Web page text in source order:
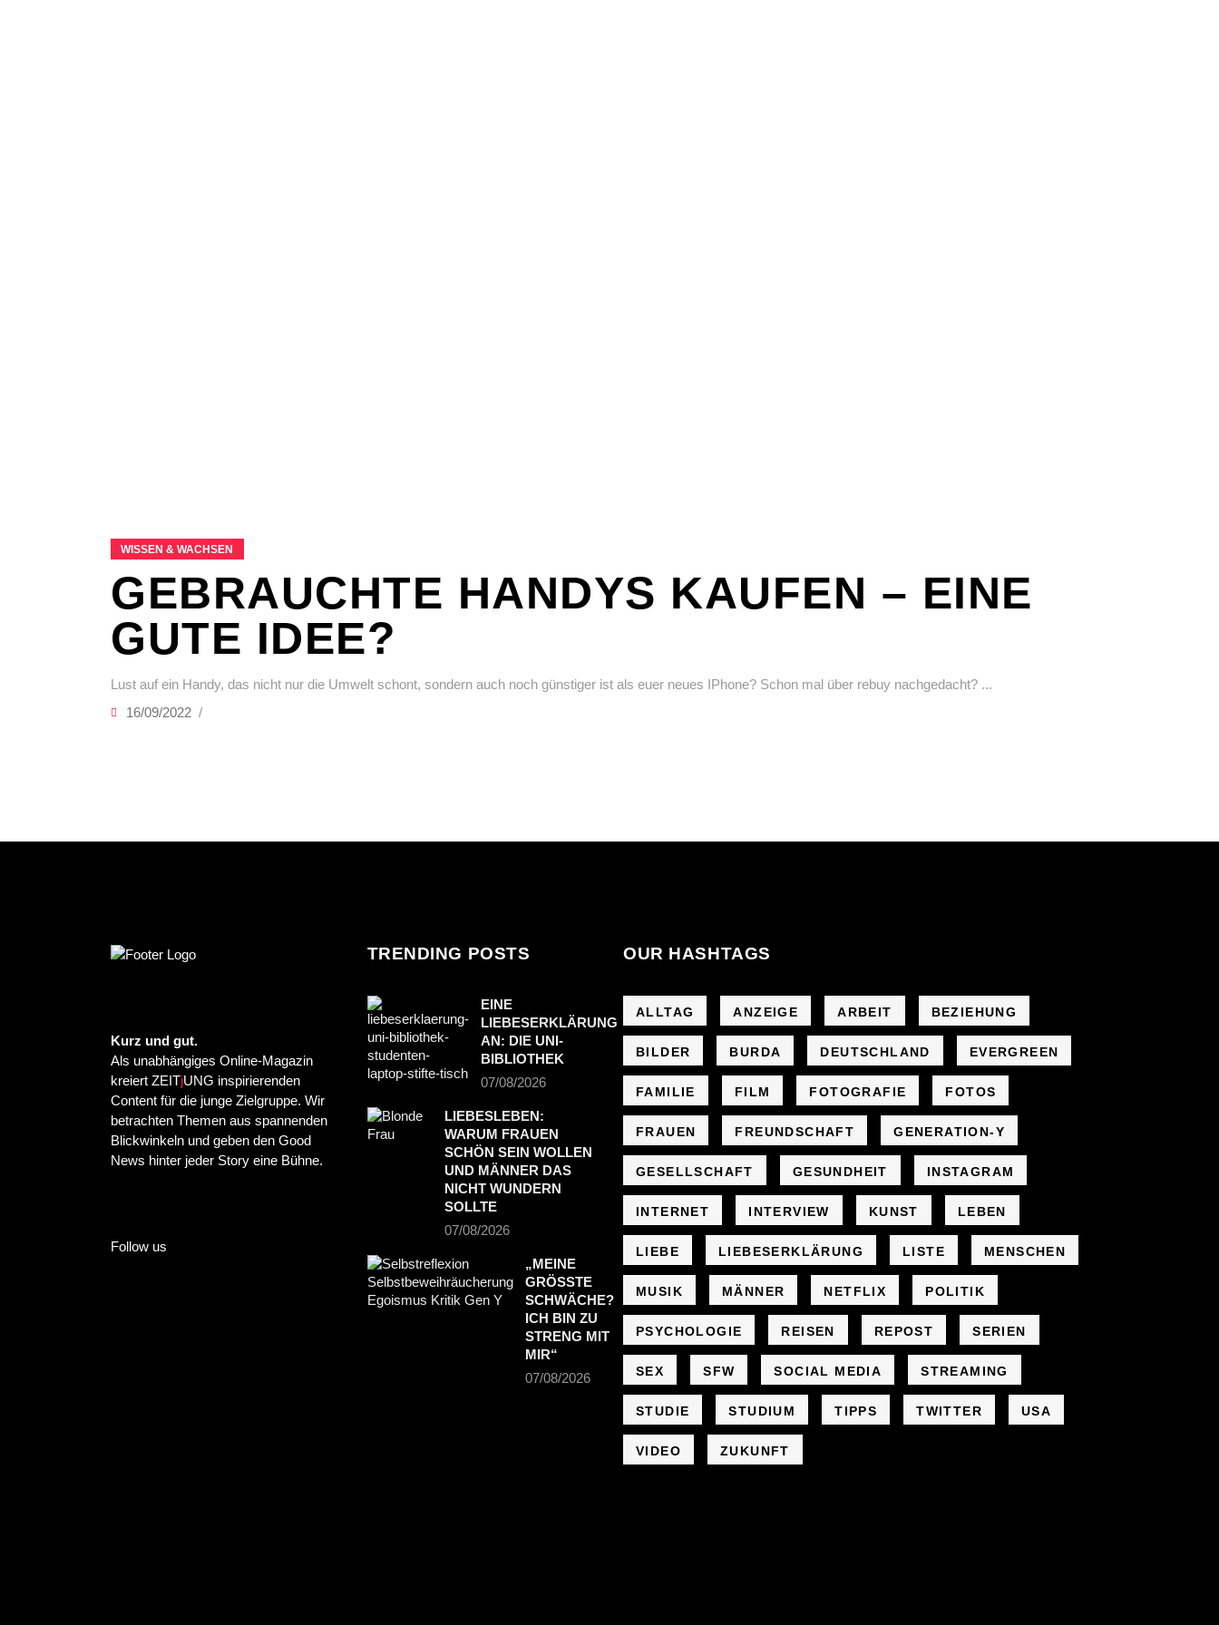
WISSEN & WACHSEN
GEBRAUCHTE HANDYS KAUFEN – EINE
GUTE IDEE?
Lust auf ein Handy, das nicht nur die Umwelt schont, sondern auch noch günstiger ist als euer neues IPhone? Schon mal über rebuy nachgedacht?
16/09/2022
Kurz und gut.
Als unabhängiges Online-Magazin
kreiert ZEITjUNG inspirierenden
Content für die junge Zielgruppe. Wir
betrachten Themen aus spannenden
Blickwinkeln und geben den Good
News hinter jeder Story eine Bühne.
Follow us
TRENDING POSTS
EINE
LIEBESERKLÄRUNG
AN: DIE UNI-
BIBLIOTHEK
07/08/2026
LIEBESLEBEN:
WARUM FRAUEN
SCHÖN SEIN WOLLEN
UND MÄNNER DAS
NICHT WUNDERN
SOLLTE
07/08/2026
„MEINE
GRÖSSTE S
CHWÄCHE? I
CH BIN ZU S
TRENG MIT M
IR“
07/08/2026
OUR HASHTAGS
ALLTAG ANZEIGE ARBEIT BEZIEHUNG
BILDER BURDA DEUTSCHLAND EVERGREEN
FAMILIE FILM FOTOGRAFIE FOTOS
FRAUEN FREUNDSCHAFT GENERATION-Y
GESELLSCHAFT GESUNDHEIT INSTAGRAM
INTERNET INTERVIEW KUNST LEBEN
LIEBE LIEBESERKLÄRUNG LISTE MENSCHEN
MUSIK MÄNNER NETFLIX POLITIK
PSYCHOLOGIE REISEN REPOST SERIEN
SEX SFW SOCIAL MEDIA STREAMING
STUDIE STUDIUM TIPPS TWITTER USA
VIDEO ZUKUNFT